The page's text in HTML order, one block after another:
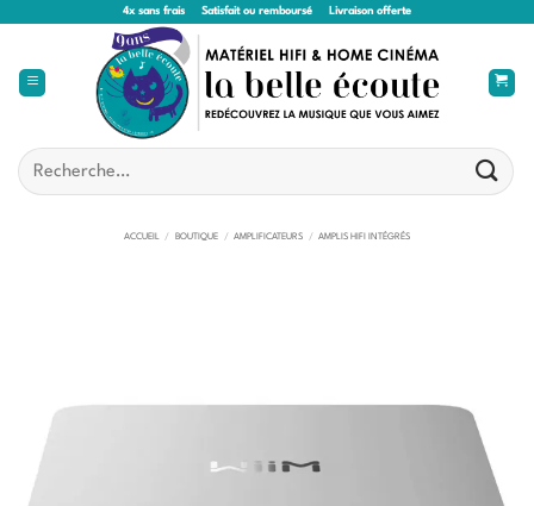
4x sans frais Satisfait ou remboursé Livraison offerte
Recherche
pour :
ACCUEIL / BOUTIQUE / AMPLIFICATEURS / AMPLIS HIFI INTÉGRÉS